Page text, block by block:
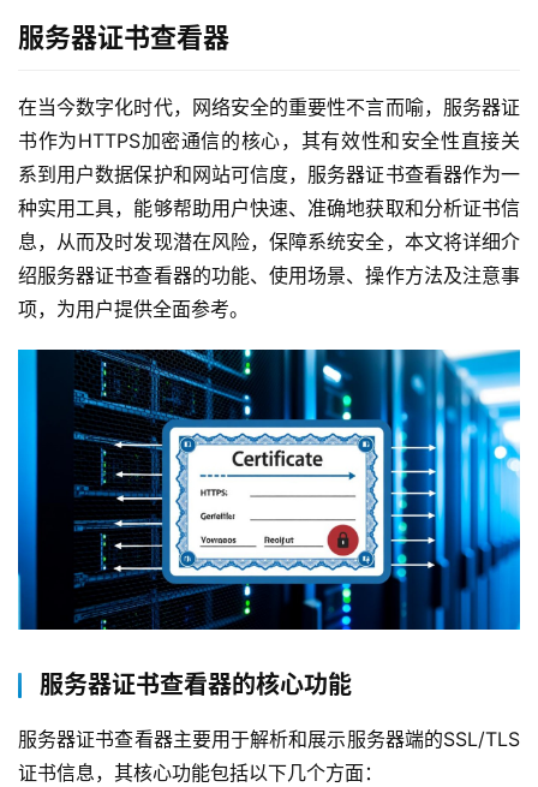
服务器证书查看器
在当今数字化时代，网络安全的重要性不言而喻，服务器证
书作为HTTPS加密通信的核心，其有效性和安全性直接关
系到用户数据保护和网站可信度，服务器证书查看器作为一
种实用工具，能够帮助用户快速、准确地获取和分析证书信
息，从而及时发现潜在风险，保障系统安全，本文将详细介
绍服务器证书查看器的功能、使用场景、操作方法及注意事
项，为用户提供全面参考。
服务器证书查看器的核心功能
服务器证书查看器主要用于解析和展示服务器端的SSL/TLS
证书信息，其核心功能包括以下几个方面：